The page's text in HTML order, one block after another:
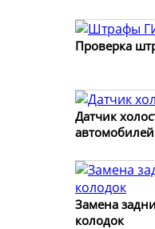
Проверка
Датчик
Замена
колодок